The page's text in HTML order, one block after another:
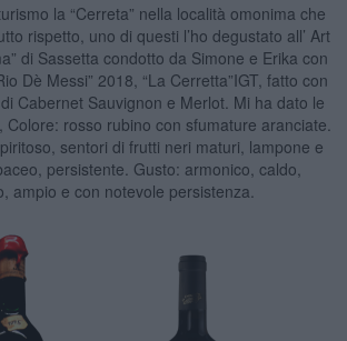
la “Cerreta” nella località omonima che
rispetto, uno di questi l’ho degustato all’ Art
di Sassetta condotto da Simone e Erika con
Dè Messi” 2018, “La Cerretta”IGT, fatto con
Cabernet Sauvignon e Merlot. Mi ha dato le
Colore: rosso rubino con sfumature aranciate.
sentori di frutti neri maturi, lampone e
persistente. Gusto: armonico, caldo,
ampio e con notevole persistenza.